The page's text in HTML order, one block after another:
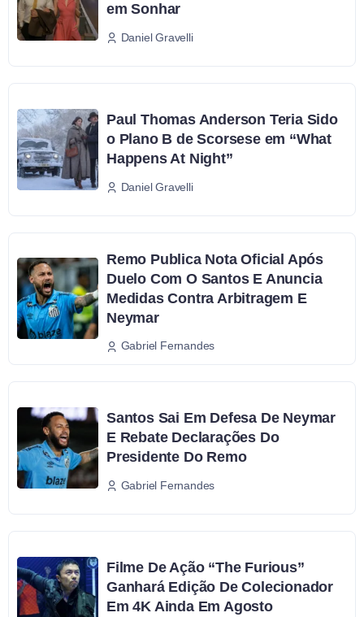
em Sonhar
Daniel Gravelli
Paul Thomas Anderson Teria Sido
o Plano B de Scorsese em “What
Happens At Night”
Daniel Gravelli
Remo Publica Nota Oficial Após
Duelo Com O Santos E Anuncia
Medidas Contra Arbitragem E
Neymar
Gabriel Fernandes
Santos Sai Em Defesa De Neymar
E Rebate Declarações Do
Presidente Do Remo
Gabriel Fernandes
Filme De Ação “The Furious”
Ganhará Edição De Colecionador
Em 4K Ainda Em Agosto